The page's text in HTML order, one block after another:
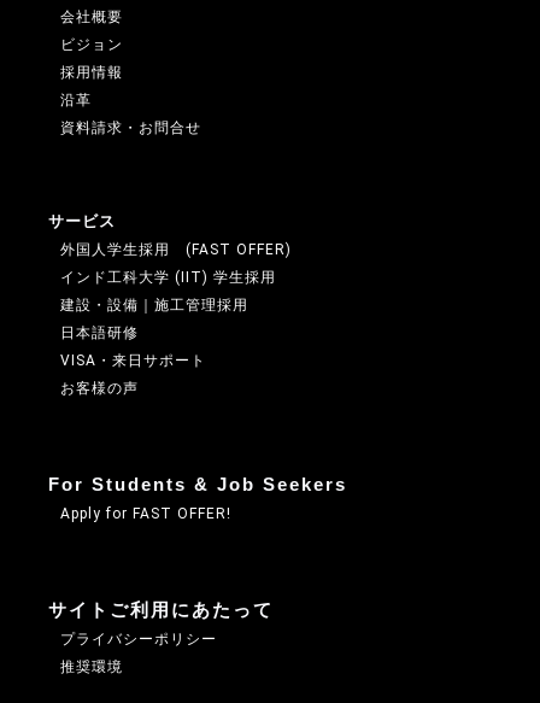
会社概要
ビジョン
採用情報
沿革
資料請求・お問合せ
サービス
外国人学生採用 (FAST OFFER)
インド工科大学 (IIT) 学生採用
建設・設備｜施工管理採用
日本語研修
VISA・来日サポート
お客様の声
For Students & Job Seekers
Apply for FAST OFFER!
サイトご利用にあたって
プライバシーポリシー
推奨環境